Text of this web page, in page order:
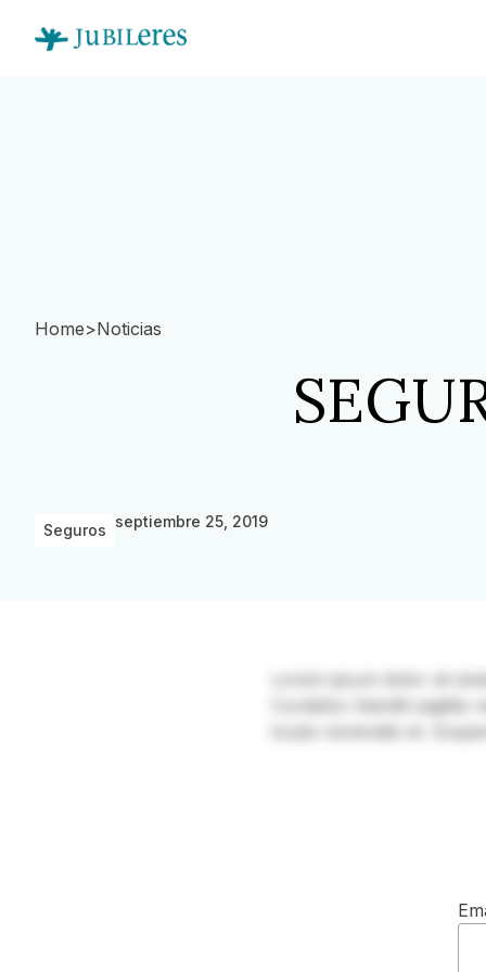
Home>Noticias
Seguros septiembre 25, 2019
Curabitur blandit
turpis venenatis et.